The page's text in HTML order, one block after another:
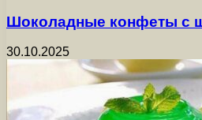
Шоколадные конфеты с
30.10.2025